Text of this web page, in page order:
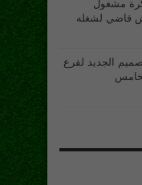
مشغول
فاضي لشغله
الجديد لفرع